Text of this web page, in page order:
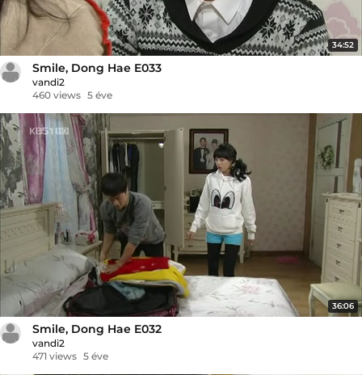
34:52
Smile, Dong Hae E033
vandi2
460 views 5 éve
36:06
Smile, Dong Hae E032
vandi2
471 views 5 éve